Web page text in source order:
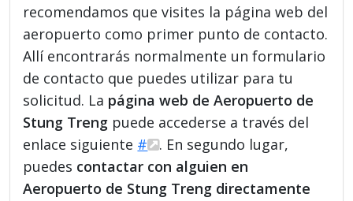
recomendamos que visites la página web del
aeropuerto como primer punto de contacto.
Allí encontrarás normalmente un formulario
de contacto que puedes utilizar para tu
solicitud. La página web de Aeropuerto de
Stung Treng puede accederse a través del
enlace siguiente #
. En segundo lugar,
puedes contactar con alguien en
Aeropuerto de Stung Treng directamente